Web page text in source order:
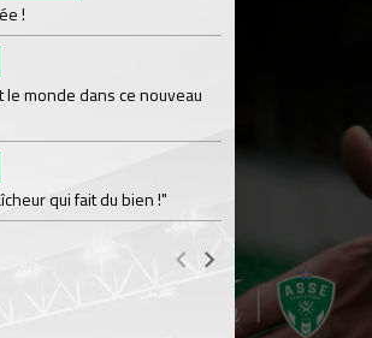
!
le monde dans ce nouveau
qui fait du bien !"
Le dernier match